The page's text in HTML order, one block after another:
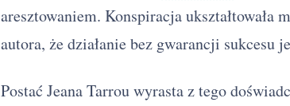
aresztowaniem. Konspiracja ukształtowała
autora, że działanie bez gwarancji sukcesu
Postać Jeana Tarrou wyrasta z tego